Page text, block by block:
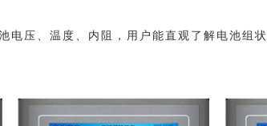
电压、温度、内阻，用户能直观了解电池组